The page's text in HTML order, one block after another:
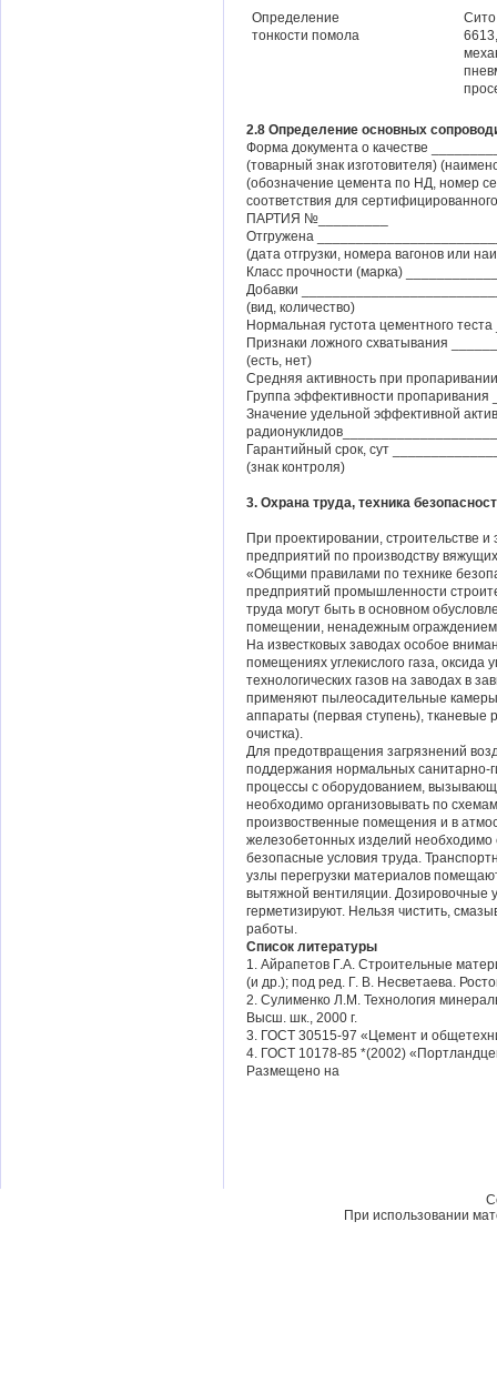
Определение
тонкости помола
2.8 Определение основных
Форма документа о качестве
(товарный знак изготовителя)
(обозначение цемента по НД, номер
соответствия для
ПАРТИЯ №_________
Отгружена
(дата отгрузки, номера вагонов или
Класс прочности (марка)
Добавки
(вид, количество)
Нормальная густота цементного
Признаки ложного схватывания
(есть, нет)
Средняя активность при
Группа эффективности
Значение удельной эффективной
Гарантийный срок, сут
(знак контроля)
3. Охрана труда, техника
При проектировании, строительстве
предприятий по производству
«Общими правилами по технике
предприятий промышленности
труда могут быть в основном
помещении, ненадежным
На известковых заводах особое
помещениях углекислого газа,
технологических газов на заводах в
применяют пылеосадительные камеры
аппараты (первая ступень), тканевые
очистка).
Для предотвращения загрязнений
поддержания нормальных санитарно-
процессы с оборудованием,
необходимо организовывать по
произвоственные помещения и в
железобетонных изделий
безопасные условия труда.
узлы перегрузки материалов
вытяжной вентиляции. Дозировочные
герметизируют. Нельзя чистить,
работы.
Список литературы
1. Айрапетов Г.А. Строительные
(и др.); под ред. Г. В. Несветаева.
2. Сулименко Л.М. Технология
Высш. шк., 2000 г.
3. ГОСТ 30515-97 «Цемент и
4. ГОСТ 10178-85 *(2002)
Размещено на
При использовании